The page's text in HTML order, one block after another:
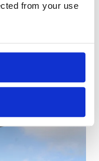
from your use